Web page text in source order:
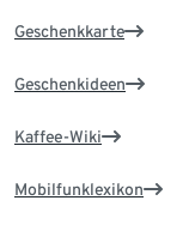
Geschenkkarte
Geschenkideen
Kaffee-Wiki
Mobilfunklexikon